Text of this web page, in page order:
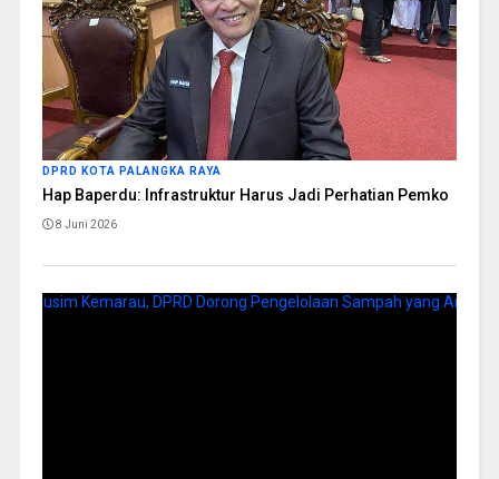
DPRD KOTA PALANGKA RAYA
Hap Baperdu: Infrastruktur Harus Jadi Perhatian Pemko
8 Juni 2026